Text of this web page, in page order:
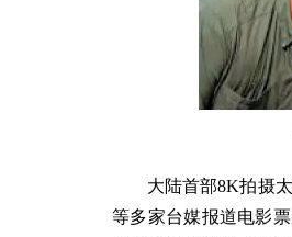
大陆首部8K拍摄
等多家台媒报道电影